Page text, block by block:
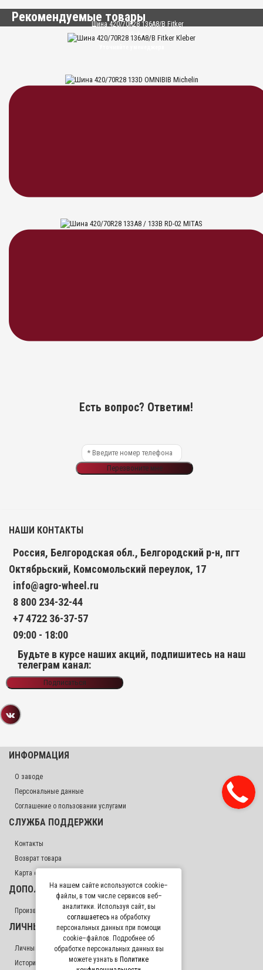
Рекомендуемые товары
Шина 420/70R28 136A8/B Fitker
Kleber
Есть вопрос? Ответим!
Перезвоните мне
НАШИ КОНТАКТЫ
Россия, Белгородская обл., Белгородский р-н, пгт
Октябрьский, Комсомольский переулок, 17
info@agro-wheel.ru
8 800 234-32-44
+7 4722 36-37-57
09:00 - 18:00
Будьте в курсе наших акций, подпишитесь на наш
телеграм канал:
Подписаться
ИНФОРМАЦИЯ
О заводе
Персональные данные
Соглашение о пользовании услугами
СЛУЖБА ПОДДЕРЖКИ
Контакты
Возврат товара
Карта сайта
ДОПОЛНИТЕЛЬНО
Производители
ЛИЧНЫЙ КАБИНЕТ
Личный Кабинет
История заказов
На нашем сайте используются cookie–
файлы, в том числе сервисов веб–
аналитики. Используя сайт, вы
соглашаетесь на обработку
персональных данных при помощи
cookie–файлов. Подробнее об
обработке персональных данных вы
можете узнать в Политике